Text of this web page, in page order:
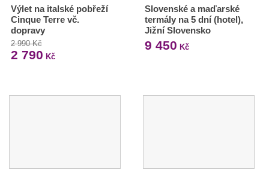
Výlet na italské pobřeží
Cinque Terre vč.
dopravy
2 990 Kč
2 790 Kč
Slovenské a maďarské
termály na 5 dní (hotel),
Jižní Slovensko
9 450 Kč